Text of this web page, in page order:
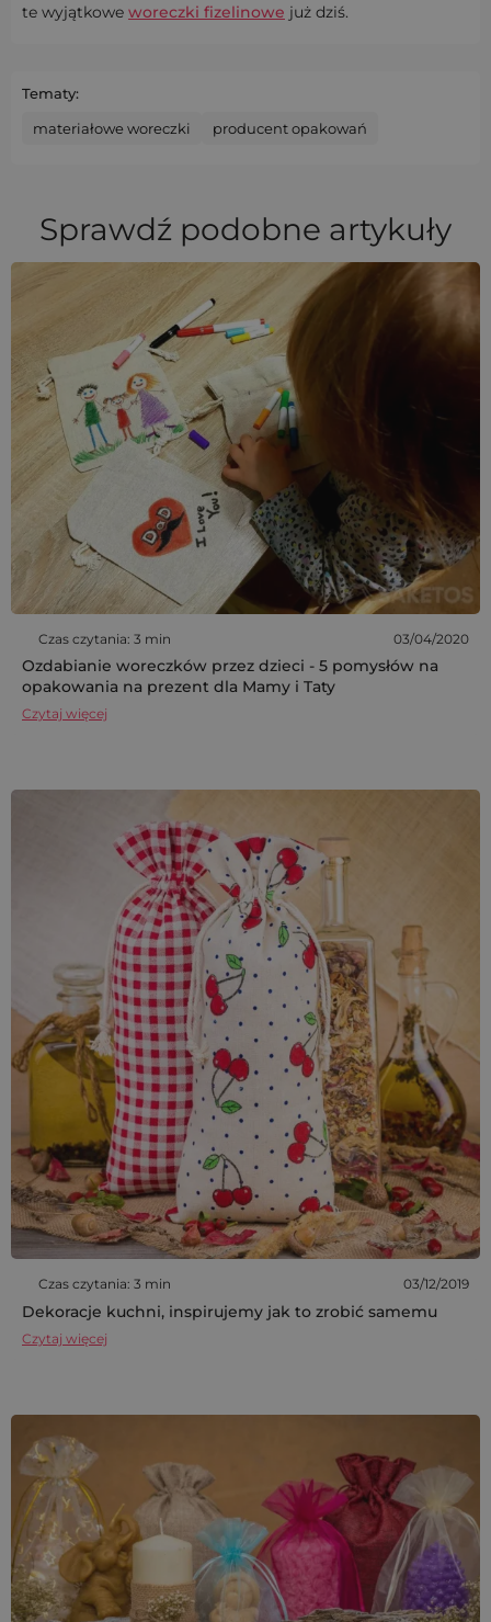
te wyjątkowe woreczki fizelinowe już dziś.
Tematy:
materiałowe woreczki producent opakowań
Sprawdź podobne artykuły
Czas czytania: 3 min 03/04/2020
Ozdabianie woreczków przez dzieci - 5 pomysłów na
opakowania na prezent dla Mamy i Taty
Czytaj więcej
Czas czytania: 3 min 03/12/2019
Dekoracje kuchni, inspirujemy jak to zrobić samemu
Czytaj więcej